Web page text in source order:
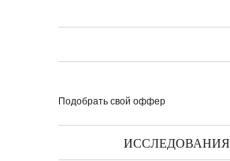
Подобрать свой оффер
ИССЛЕДОВАНИЯ